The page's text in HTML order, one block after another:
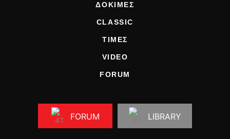
ΔΟΚΙΜΕΣ
CLASSIC
ΤΙΜΕΣ
VIDEO
FORUM
FORUM LIBRARY